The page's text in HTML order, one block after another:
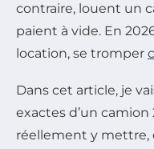
contraire, louent un
paient à vide. En
location, se tromper
Dans cet article, je
exactes d’un
réellement y mettre,